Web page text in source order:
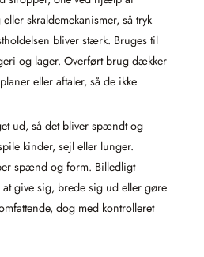
skraldemekanismer, så tryk
bliver stærk. Bruges til
og lager. Overført brug dækker
eller aftaler, så de ikke
ud, så det bliver spændt og
kinder, sejl eller lunger.
spænd og form. Billedligt
at give sig, brede sig ud eller gøre
dog med kontrolleret